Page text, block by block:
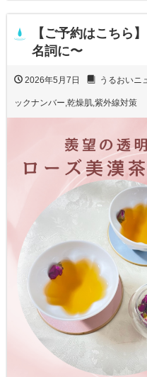
【ご予約はこちら
名詞に〜
2026年5月7日 うるおいニ
ックナンバー,乾燥肌,紫外線対策